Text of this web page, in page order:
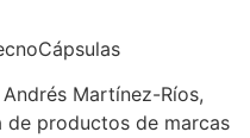
Martínez-Ríos,
de productos de marcas